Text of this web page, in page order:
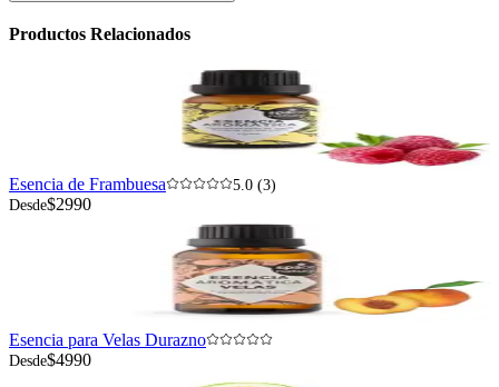
Productos Relacionados
Esencia de Frambuesa
5.0 (3)
Desde$2990
Esencia para Velas Durazno
Desde$4990